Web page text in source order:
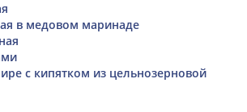
в медовом маринаде
с кипятком из цельнозерновой